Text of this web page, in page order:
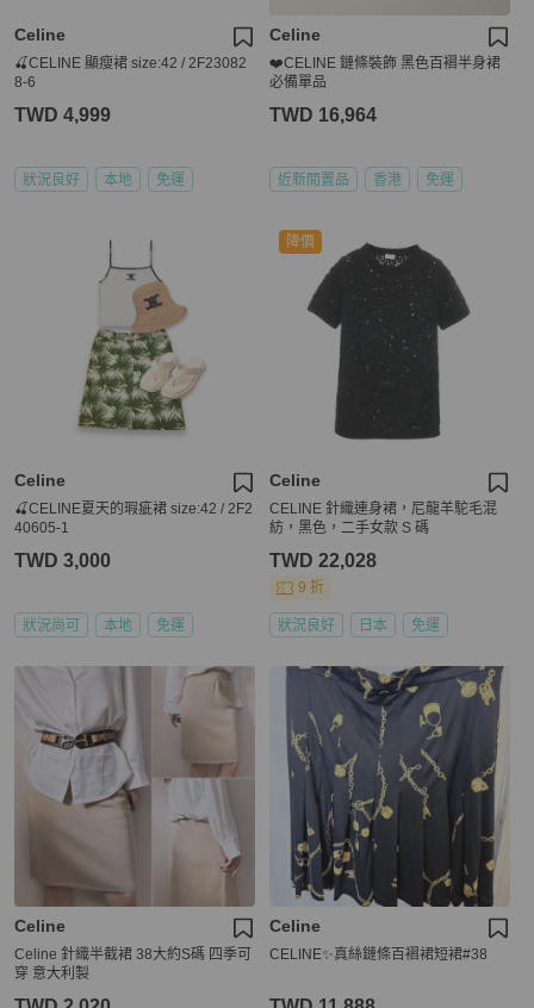
Celine
🍒CELINE 顯瘦裙 size:42 / 2F23082
8-6
TWD 4,999
狀況良好 本地 免運
Celine
❤️CELINE 鏈條裝飾 黑色百褶半身裙
必備單品
TWD 16,964
近新閒置品 香港 免運
Celine
🍒CELINE夏天的瑕疵裙 size:42 / 2F2
40605-1
TWD 3,000
狀況尚可 本地 免運
降價
Celine
CELINE 針織連身裙，尼龍羊駝毛混
紡，黑色，二手女款 S 碼
TWD 22,028
9 折
狀況良好 日本 免運
Celine
Celine 針織半截裙 38大約S碼 四季可
穿 意大利製
Celine
CELINE✨真絲鏈條百褶裙短裙#38